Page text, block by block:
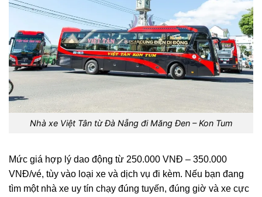
Nhà xe Việt Tân từ Đà Nẵng đi Măng Đen – Kon Tum
Mức giá hợp lý dao động từ 250.000 VNĐ – 350.000
VNĐ/vé, tùy vào loại xe và dịch vụ đi kèm. Nếu bạn đang
tìm một nhà xe uy tín chạy đúng tuyến, đúng giờ và xe cực